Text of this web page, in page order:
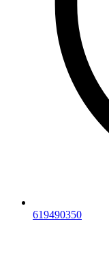
619490350